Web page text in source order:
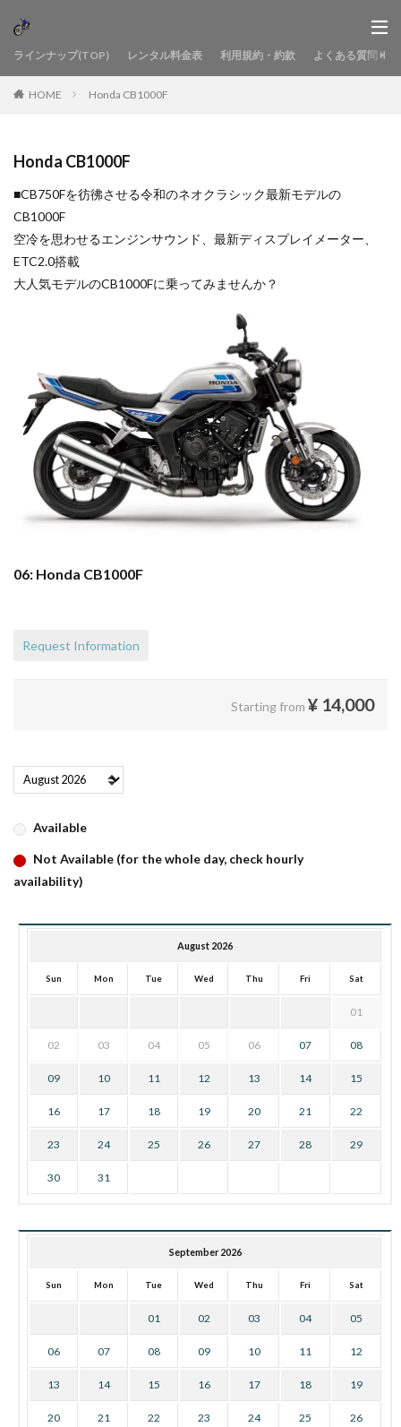
ラインナップ(TOP) レンタル料金表 利用規約・約款 よくある質問
HOME Honda CB1000F
Honda CB1000F
■CB750Fを彷彿させる令和のネオクラシック最新モデルの
CB1000F
空冷を思わせるエンジンサウンド、最新ディスプレイメーター、
ETC2.0搭載
大人気モデルのCB1000Fに乗ってみませんか？
06: Honda CB1000F
Request Information
Starting from ¥ 14,000
Available
Not Available (for the whole day, check hourly
availability)
August 2026
Sun Mon Tue Wed Thu Fri Sat
01
02 03 04 05 06 07 08
09 10 11 12 13 14 15
16 17 18 19 20 21 22
23 24 25 26 27 28 29
30 31
September 2026
Sun Mon Tue Wed Thu Fri Sat
01 02 03 04 05
06 07 08 09 10 11 12
13 14 15 16 17 18 19
20 21 22 23 24 25 26